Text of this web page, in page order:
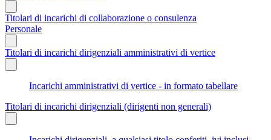
Titolari di incarichi di collaborazione o consulenza
Personale
Titolari di incarichi dirigenziali amministrativi di vertice
Incarichi amministrativi di vertice - in formato tabellare
Titolari di incarichi dirigenziali (dirigenti non generali)